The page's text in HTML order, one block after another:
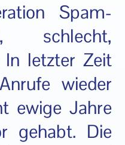
Spam-
schlecht,
In letzter Zeit
wieder
ewige Jahre
gehabt. Die